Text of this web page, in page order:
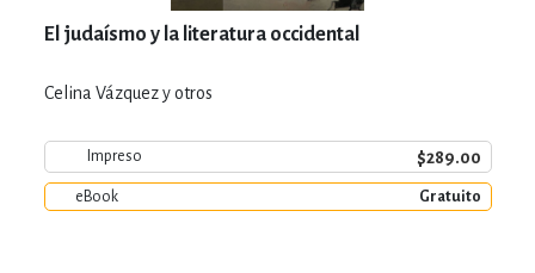
El judaísmo y la literatura occidental
Celina Vázquez y otros
Impreso $289.00
eBook Gratuito